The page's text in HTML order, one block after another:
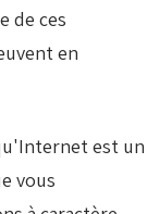
de ces
en
est un
vous